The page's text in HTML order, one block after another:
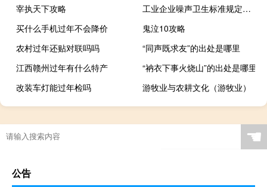
宰执天下攻略
工业企业噪声卫生标准规定最高不能超过（工业企业噪声卫生标准）
买什么手机过年不会降价
鬼泣10攻略
农村过年还贴对联吗吗
“同声既求友”的出处是哪里
江西赣州过年有什么特产
“衲衣下事火烧山”的出处是哪里
改装车灯能过年检吗
游牧业与农耕文化（游牧业）
☚
公告